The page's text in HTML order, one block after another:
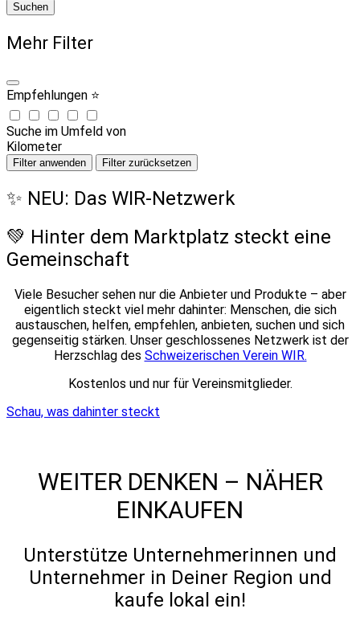
Suchen
Mehr Filter
Empfehlungen ⭐
Suche im Umfeld von
Kilometer
Filter anwenden Filter zurücksetzen
✨ NEU: Das WIR-Netzwerk
💚 Hinter dem Marktplatz steckt eine
Gemeinschaft
Viele Besucher sehen nur die Anbieter und Produkte – aber
eigentlich steckt viel mehr dahinter: Menschen, die sich
austauschen, helfen, empfehlen, anbieten, suchen und sich
gegenseitig stärken. Unser geschlossenes Netzwerk ist der
Herzschlag des Schweizerischen Verein WIR.
Kostenlos und nur für Vereinsmitglieder.
Schau, was dahinter steckt
WEITER DENKEN – NÄHER
EINKAUFEN
Unterstütze Unternehmerinnen und
Unternehmer in Deiner Region und
kaufe lokal ein!